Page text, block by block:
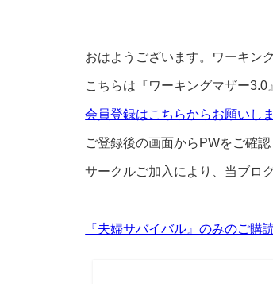
おはようございます。ワーキン
こちらは『ワーキングマザー3.0
会員登録はこちらからお願いし
ご登録後の画面からPWをご確認
サークルご加入により、当ブロ
『夫婦サバイバル』のみのご購